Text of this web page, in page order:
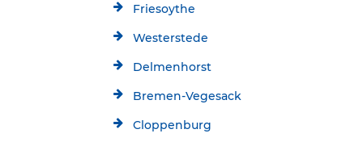
Friesoythe
Westerstede
Delmenhorst
Bremen-Vegesack
Cloppenburg